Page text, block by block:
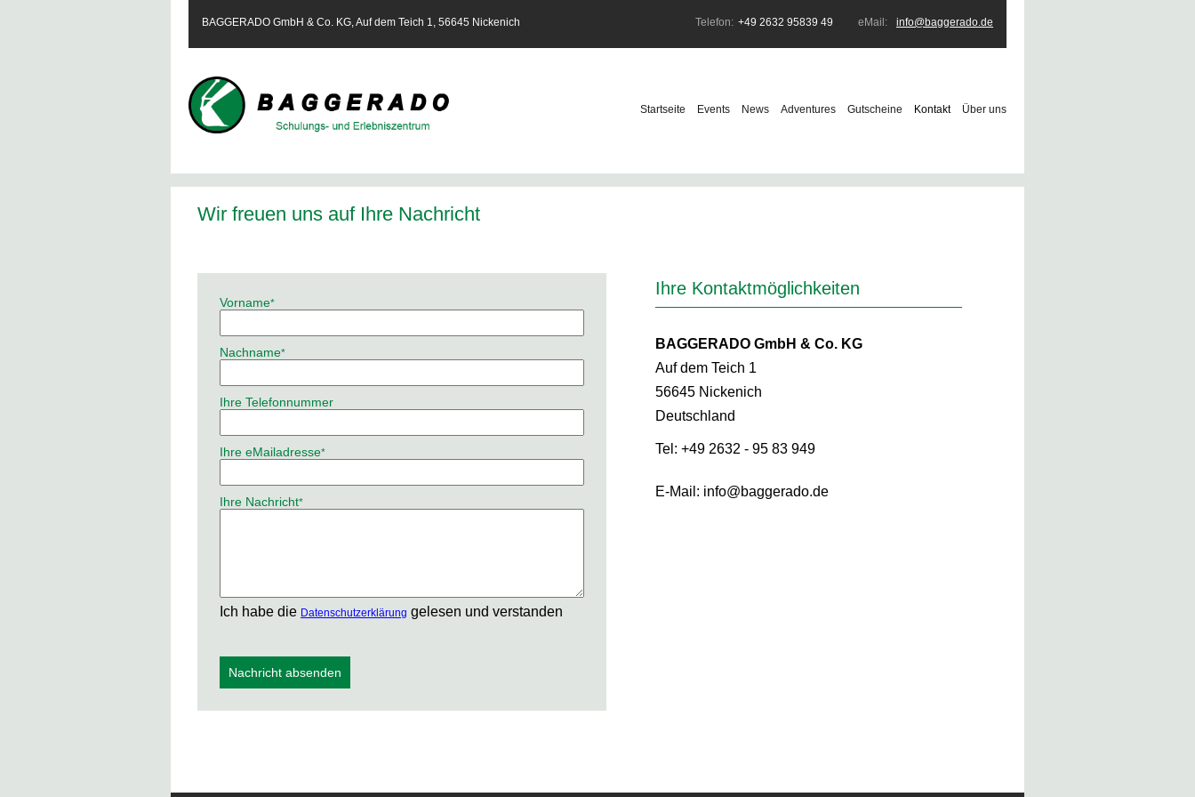
BAGGERADO GmbH & Co. KG, Auf dem Teich 1, 56645 Nickenich Telefon: +49 2632 95839 49 eMail: info@baggerado.de
Startseite
Events News Adventures Gutscheine Kontakt Über uns
Wir freuen uns auf Ihre Nachricht
Pflichtfeld
Vorname*
Pflichtfeld
Nachname*
Ihre Telefonnummer
Pflichtfeld
Ihre eMailadresse*
Pflichtfeld
Ihre Nachricht*
Ich habe die Datenschutzerklärung gelesen und verstanden
Ihre Kontaktmöglichkeiten
BAGGERADO GmbH & Co. KG
Auf dem Teich 1
56645 Nickenich
Deutschland
Tel: +49 2632 - 95 83 949
E-Mail: info@baggerado.de